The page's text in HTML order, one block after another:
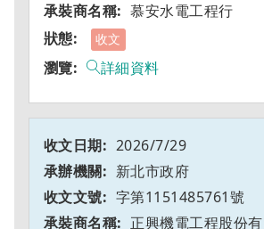
慕安水電工程行
收文
詳細資料
2026/7/29
新北市政府
字第1151485761號
正興機電工程股份